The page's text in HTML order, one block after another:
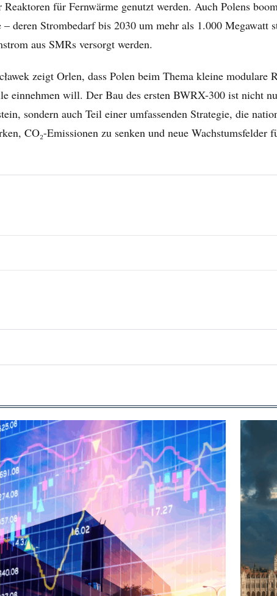
für Fernwärme genutzt werden. Auch Polens
– deren Strombedarf bis 2030 um mehr als 1.000 Megawatt
aus SMRs versorgt werden.
zeigt Orlen, dass Polen beim Thema kleine modulare
einnehmen will. Der Bau des ersten BWRX-300 ist nicht
sondern auch Teil einer umfassenden Strategie, die
CO₂-Emissionen zu senken und neue Wachstumsfelder